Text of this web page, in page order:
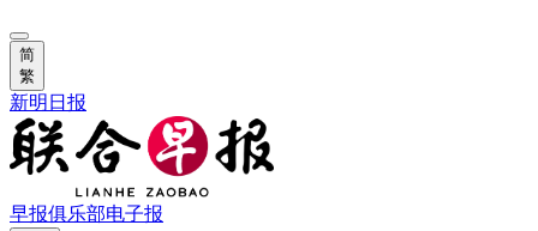
简
繁
新明日报
早报俱乐部电子报